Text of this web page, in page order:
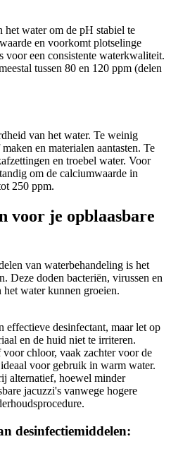
water om de pH stabiel te
en voorkomt plotselinge
voor een consistente waterkwaliteit.
tussen 80 en 120 ppm (delen
van het water. Te weinig
en materialen aantasten. Te
en troebel water. Voor
om de calciumwaarde in
250 ppm.
voor je opblaasbare
van waterbehandeling is het
Deze doden bacteriën, virussen en
water kunnen groeien.
effectieve desinfectant, maar let op
en de huid niet te irriteren.
voor chloor, vaak zachter voor de
voor gebruik in warm water.
alternatief, hoewel minder
jacuzzi's vanwege hogere
desinfectiemiddelen: